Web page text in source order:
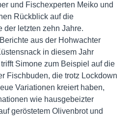
und Fischexperten Meiko und
Rückblick auf die
der letzten zehn Jahre.
aus der Hohwachter
in diesem Jahr
Simone zum Beispiel auf die
Fischbuden, die trotz Lockdown
Variationen kreiert haben,
wie hausgebeizter
geröstetem Olivenbrot und